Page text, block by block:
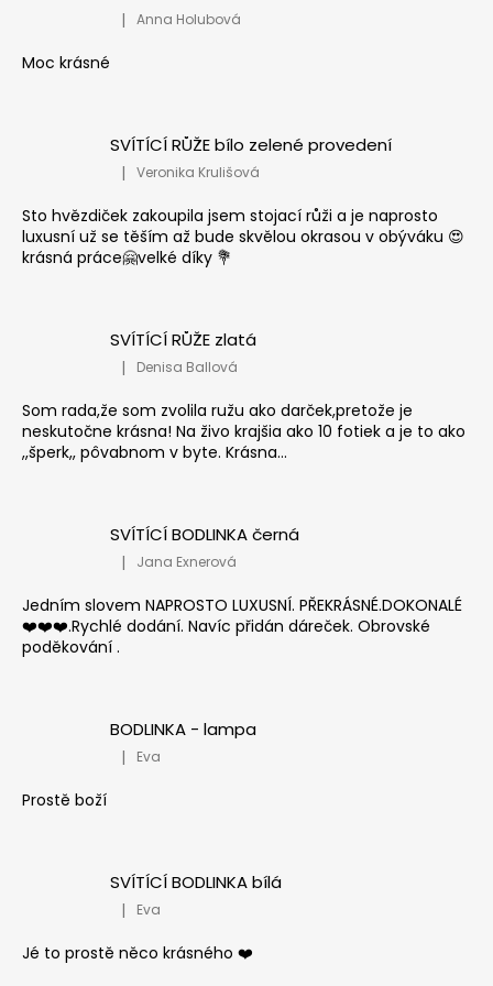
Hodnocení produktu je 5 z 5 hvězdiček.
| Anna Holubová
Moc krásné
SVÍTÍCÍ RŮŽE bílo zelené provedení
Hodnocení produktu je 5 z 5 hvězdiček.
| Veronika Krulišová
Sto hvězdiček zakoupila jsem stojací růži a je naprosto
luxusní už se těším až bude skvělou okrasou v obýváku 😍
krásná práce🤗velké díky 💐
SVÍTÍCÍ RŮŽE zlatá
Hodnocení produktu je 5 z 5 hvězdiček.
| Denisa Ballová
Som rada,že som zvolila ružu ako darček,pretože je
neskutočne krásna! Na živo krajšia ako 10 fotiek a je to ako
,,šperk,, pôvabnom v byte. Krásna...
SVÍTÍCÍ BODLINKA černá
Hodnocení produktu je 5 z 5 hvězdiček.
| Jana Exnerová
Jedním slovem NAPROSTO LUXUSNÍ. PŘEKRÁSNÉ.DOKONALÉ
❤️❤️❤️.Rychlé dodání. Navíc přidán dáreček. Obrovské
poděkování .
BODLINKA - lampa
Hodnocení produktu je 5 z 5 hvězdiček.
| Eva
Prostě boží
SVÍTÍCÍ BODLINKA bílá
Hodnocení produktu je 5 z 5 hvězdiček.
| Eva
Jé to prostě něco krásného ❤️